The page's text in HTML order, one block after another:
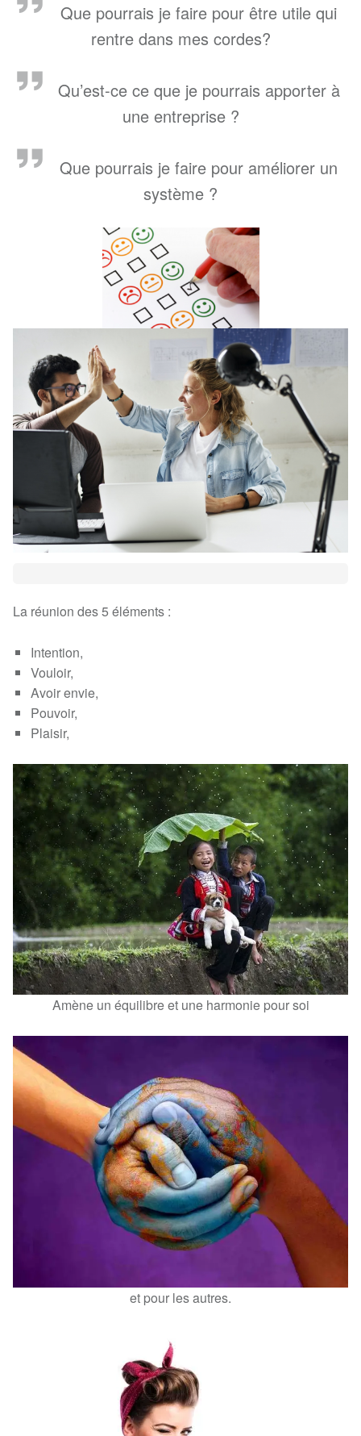
Que pourrais je faire pour être utile qui
rentre dans mes cordes?
Qu’est-ce ce que je pourrais apporter à
une entreprise ?
Que pourrais je faire pour améliorer un
système ?
La réunion des 5 éléments :
Intention,
Vouloir,
Avoir envie,
Pouvoir,
Plaisir,
Amène un équilibre et une harmonie pour soi
et pour les autres.